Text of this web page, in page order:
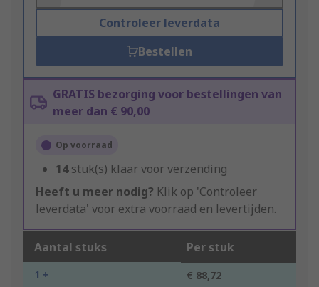
Controleer leverdata
Bestellen
GRATIS bezorging voor bestellingen van
meer dan € 90,00
Op voorraad
14stuk(s) klaar voor verzending
Heeft u meer nodig? Klik op 'Controleer
leverdata' voor extra voorraad en levertijden.
Aantal stuks Per stuk
1 + € 88,72